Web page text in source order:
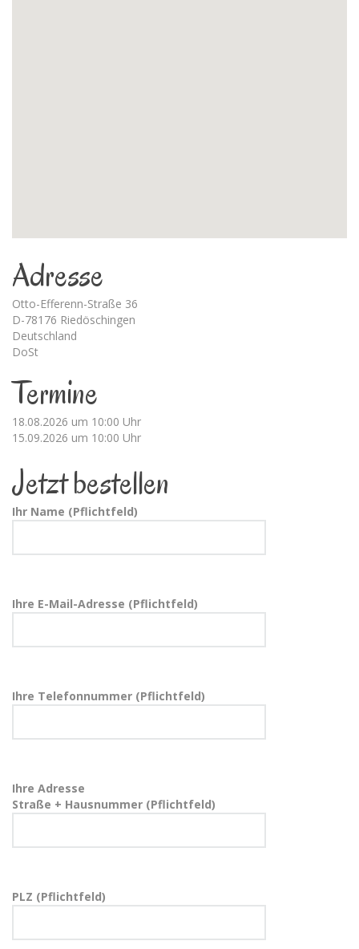
Adresse
Otto-Efferenn-Straße 36
D-78176 Riedöschingen
Deutschland
DoSt
Termine
18.08.2026 um 10:00 Uhr
15.09.2026 um 10:00 Uhr
Jetzt bestellen
Ihr Name (Pflichtfeld)
Ihre E-Mail-Adresse (Pflichtfeld)
Ihre Telefonnummer (Pflichtfeld)
Ihre Adresse
Straße + Hausnummer (Pflichtfeld)
PLZ (Pflichtfeld)